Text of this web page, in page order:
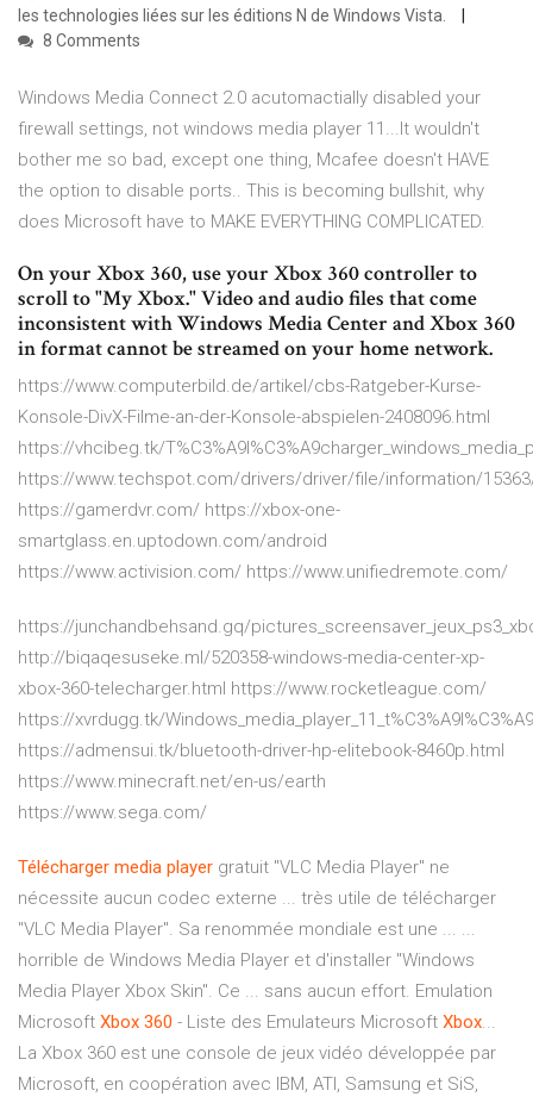
les technologies liées sur les éditions N de Windows Vista.
8 Comments
Windows Media Connect 2.0 acutomactially disabled your
firewall settings, not windows media player 11...It wouldn't
bother me so bad, except one thing, Mcafee doesn't HAVE
the option to disable ports.. This is becoming bullshit, why
does Microsoft have to MAKE EVERYTHING COMPLICATED.
On your Xbox 360, use your Xbox 360 controller to
scroll to "My Xbox." Video and audio files that come
inconsistent with Windows Media Center and Xbox 360
in format cannot be streamed on your home network.
https://www.computerbild.de/artikel/cbs-Ratgeber-Kurse-
Konsole-DivX-Filme-an-der-Konsole-abspielen-2408096.html
https://vhcibeg.tk/
https://www.techspot.com/drivers/driver/file/information/
https://gamerdvr.com/ https://xbox-one-
smartglass.en.uptodown.com/android
https://www.activision.com/ https://www.unifiedremote.com/
https://junchandbehsand.gq/
http://biqaqesuseke.ml/520358-windows-media-center-xp-
xbox-360-telecharger.html https://www.rocketleague.com/
https://xvrdugg.tk/
https://admensui.tk/bluetooth-driver-hp-elitebook-8460p.html
https://www.minecraft.net/en-us/earth
https://www.sega.com/
Télécharger media player gratuit "VLC Media Player" ne
nécessite aucun codec externe ... très utile de télécharger
"VLC Media Player". Sa renommée mondiale est une ... ...
horrible de Windows Media Player et d'installer "Windows
Media Player Xbox Skin". Ce ... sans aucun effort. Emulation
Microsoft Xbox 360 - Liste des Emulateurs Microsoft Xbox...
La Xbox 360 est une console de jeux vidéo développée par
Microsoft, en coopération avec IBM, ATI, Samsung et SiS,